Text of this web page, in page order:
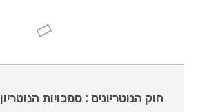
חוק הנוטריונים : סמכויות הנוטריון